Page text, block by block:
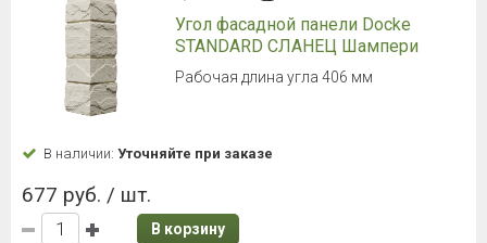
Угол фасадной панели Docke
STANDARD СЛАНЕЦ Шампери
Рабочая длина угла 406 мм
В наличии: Уточняйте при заказе
677 руб. / шт.
В корзину